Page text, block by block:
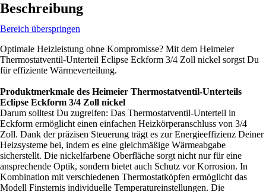
Beschreibung
Bereich überspringen
Optimale Heizleistung ohne Kompromisse? Mit dem Heimeier
Thermostatventil-Unterteil Eclipse Eckform 3/4 Zoll nickel sorgst Du
für effiziente Wärmeverteilung.
Produktmerkmale des Heimeier Thermostatventil-Unterteils
Eclipse Eckform 3/4 Zoll nickel
Darum solltest Du zugreifen: Das Thermostatventil-Unterteil in
Eckform ermöglicht einen einfachen Heizkörperanschluss von 3/4
Zoll. Dank der präzisen Steuerung trägt es zur Energieeffizienz Deiner
Heizsysteme bei, indem es eine gleichmäßige Wärmeabgabe
sicherstellt. Die nickelfarbene Oberfläche sorgt nicht nur für eine
ansprechende Optik, sondern bietet auch Schutz vor Korrosion. In
Kombination mit verschiedenen Thermostatköpfen ermöglicht das
Modell Finsternis individuelle Temperatureinstellungen. Die